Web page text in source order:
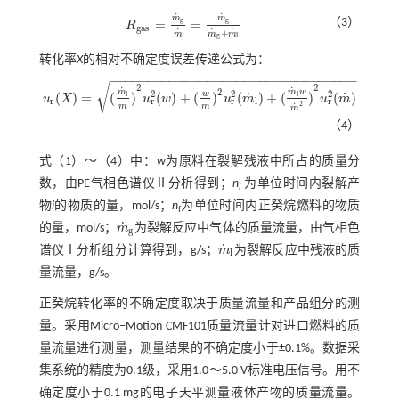
Rgas = m
˙ g
m
˙ = m
˙ g
m
˙ g+m
˙ l
Rgas =m gm˙ =m gm˙g+m （3）
转化率X的相对不确定度误差传递公式为：
ur ( X ) = ( m
˙ l
m
˙ )
2
u2
r (w) + ( w
m
˙ )2u2
r (m
˙ l) + ( m
˙ lw
m
˙ 2 )
2
u2
r (m
˙ )
− −
−−−−−−−−−−−−−−−−−−−−−−−−−−−−−−−
√
ur(X)= (m˙l m˙ ) 2 ur2 (w)+(wm˙ )2u r 2(m )+( m˙lwm˙2 )2ur2( m ˙)
（4）
式（ 1）～（4 ）中： w为原料在裂解残液中所占的质量分
数，由PE气相色谱仪Ⅱ分析得到； ni为单位时间内裂解产
物i的物质的量，mol/s； nf为单位时间内正癸烷燃料的物质
的量，mol/s； m
˙ g
m˙g为裂解反应中气体的质量流量，由气相色
谱仪Ⅰ分析组分计算得到，g/s； m
˙ l
m˙l 为裂解反应中残液的质
量流量，g/s。
正癸烷转化率的不确定度取决于质量流量和产品组分的测
量。采用Micro‒Motion CMF101质量流量计对进口燃料的质
量流量进行测量，测量结果的不确定度小于±0.1%。数据采
集系统的精度为0.1级，采用1.0～5.0 V标准电压信号。用不
确定度小于0.1 mg的电子天平测量液体产物的质量流量。